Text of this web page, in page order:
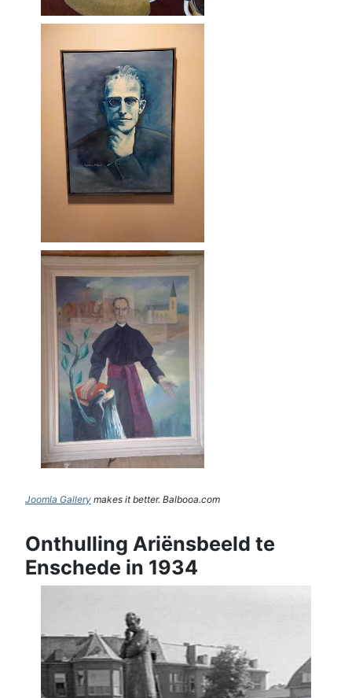
Joomla Gallery makes it better. Balbooa.com
Onthulling Ariënsbeeld te
Enschede in 1934